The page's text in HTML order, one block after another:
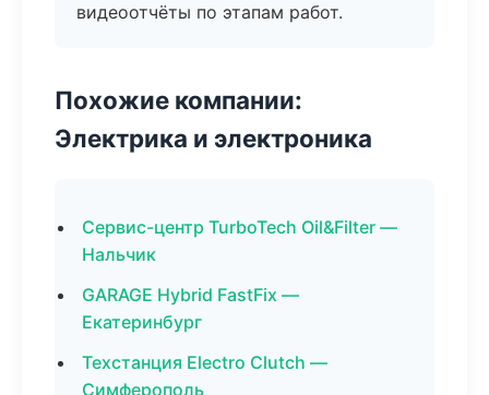
видеоотчёты по этапам работ.
Похожие компании:
Электрика и электроника
Сервис-центр TurboTech Oil&Filter —
Нальчик
GARAGE Hybrid FastFix —
Екатеринбург
Техстанция Electro Clutch —
Симферополь